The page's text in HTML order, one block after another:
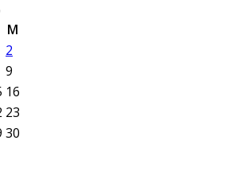
M
2
9
16
23
30